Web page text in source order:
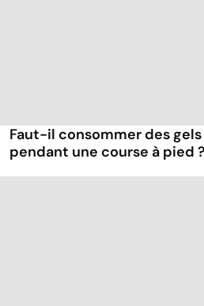
Faut-il consommer des
pendant une course à pied ?